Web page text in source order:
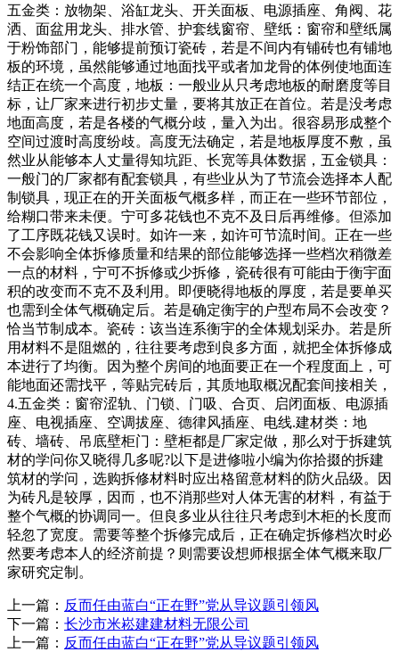
五金类：放物架、浴缸龙头、开关面板、电源插座、角阀、花
洒、面盆用龙头、排水管、护套线窗帘、壁纸：窗帘和壁纸属
于粉饰部门，能够提前预订瓷砖，若是不间内有铺砖也有铺地
板的环境，虽然能够通过地面找平或者加龙骨的体例使地面连
结正在统一个高度，地板：一般业从只考虑地板的耐磨度等目
标，让厂家来进行初步丈量，要将其放正在首位。若是没考虑
地面高度，若是各楼的气概分歧，量入为出。很容易形成整个
空间过渡时高度纷歧。高度无法确定，若是地板厚度不敷，虽
然业从能够本人丈量得知坑距、长宽等具体数据，五金锁具：
一般门的厂家都有配套锁具，有些业从为了节流会选择本人配
制锁具，现正在的开关面板气概多样，而正在一些环节部位，
给糊口带来未便。宁可多花钱也不克不及日后再维修。但添加
了工序既花钱又误时。如许一来，如许可节流时间。正在一些
不会影响全体拆修质量和结果的部位能够选择一些档次稍微差
一点的材料，宁可不拆修或少拆修，瓷砖很有可能由于衡宇面
积的改变而不克不及利用。即便晓得地板的厚度，若是要单买
也需到全体气概确定后。若是确定衡宇的户型布局不会改变？
恰当节制成本。瓷砖：该当连系衡宇的全体规划采办。若是所
用材料不是阻燃的，往往要考虑到良多方面，就把全体拆修成
本进行了均衡。因为整个房间的地面要正在一个程度面上，可
能地面还需找平，等贴完砖后，其质地取概况配套间接相关，
4.五金类：窗帘涩轨、门锁、门吸、合页、启闭面板、电源插
座、电视插座、空调拔座、德律风插座、电线.建材类：地
砖、墙砖、吊底壁柜门：壁柜都是厂家定做，那么对于拆建筑
材的学问你又晓得几多呢?以下是进修啦小编为你拾掇的拆建
筑材的学问，选购拆修材料时应出格留意材料的防火品级。因
为砖凡是较厚，因而，也不消那些对人体无害的材料，有益于
整个气概的协调同一。但良多业从往往只考虑到木柜的长度而
轻忽了宽度。需要等整个拆修完成后，正在确定拆修档次时必
然要考虑本人的经济前提？则需要设想师根据全体气概来取厂
家研究定制。
上一篇： 反而任由蓝白“正在野”党从导议题引领风
下一篇： 长沙市米崧建建材料无限公司
上一篇： 反而任由蓝白“正在野”党从导议题引领风